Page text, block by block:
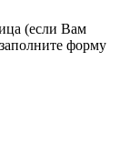
(если Вам
форму